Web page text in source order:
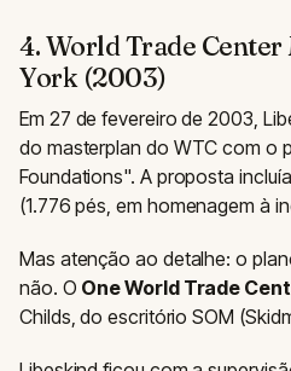
4. World Trade
York (2003)
Em 27 de fevereiro de 2003,
do masterplan do WTC com o
Foundations". A proposta
(1.776 pés, em homenagem à
Mas atenção ao detalhe: o
não. O One World Trade
Childs, do escritório SOM